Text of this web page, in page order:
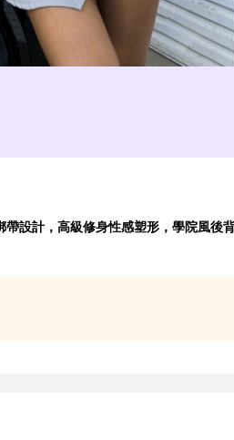
設計，高級修身性感塑形，學院風後